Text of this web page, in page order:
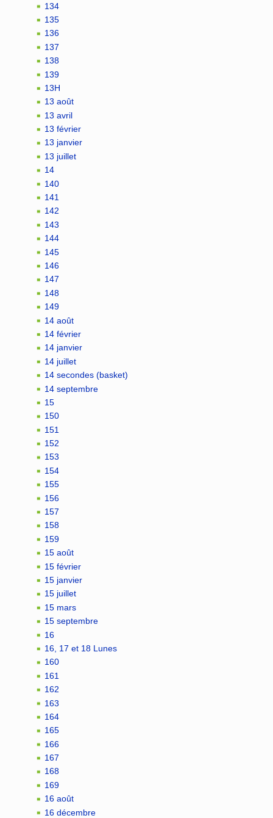
134
135
136
137
138
139
13H
13 août
13 avril
13 février
13 janvier
13 juillet
14
140
141
142
143
144
145
146
147
148
149
14 août
14 février
14 janvier
14 juillet
14 secondes (basket)
14 septembre
15
150
151
152
153
154
155
156
157
158
159
15 août
15 février
15 janvier
15 juillet
15 mars
15 septembre
16
16, 17 et 18 Lunes
160
161
162
163
164
165
166
167
168
169
16 août
16 décembre